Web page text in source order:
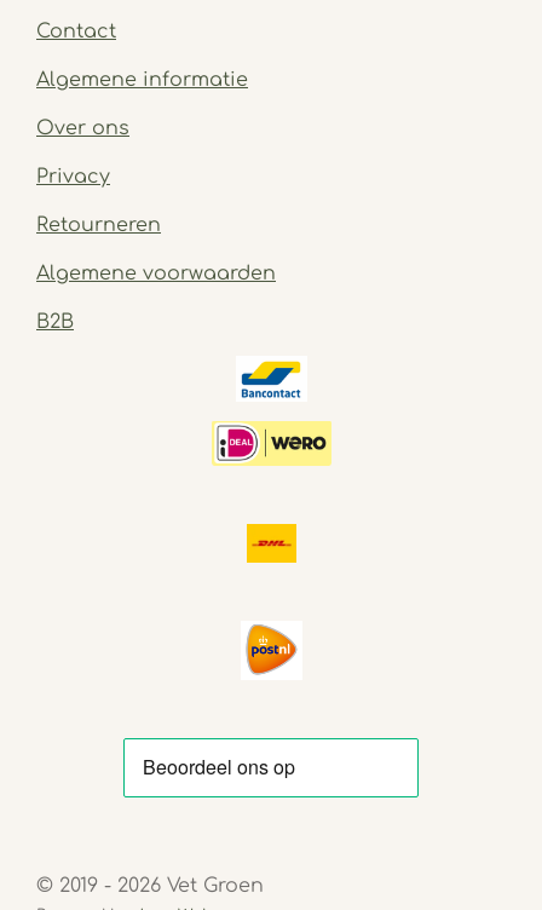
Contact
Algemene informatie
Over ons
Privacy
Retourneren
Algemene voorwaarden
B2B
© 2019 - 2026 Vet Groen